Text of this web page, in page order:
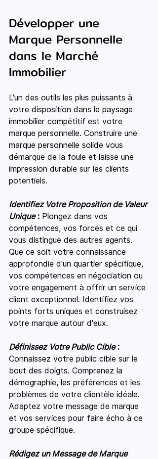
Développer une
Marque Personnelle
dans le Marché
Immobilier
L'un des outils les plus puissants à
votre disposition dans le paysage
immobilier compétitif est votre
marque personnelle. Construire une
marque personnelle solide vous
démarque de la foule et laisse une
impression durable sur les clients
potentiels.
Identifiez Votre Proposition de Valeur
Unique : Plongez dans vos
compétences, vos forces et ce qui
vous distingue des autres agents.
Que ce soit votre connaissance
approfondie d'un quartier spécifique,
vos compétences en négociation ou
votre engagement à offrir un service
client exceptionnel. Identifiez vos
points forts uniques et construisez
votre marque autour d'eux.
Définissez Votre Public Cible :
Connaissez votre public cible sur le
bout des doigts. Comprenez la
démographie, les préférences et les
problèmes de votre clientèle idéale.
Adaptez votre message de marque
et vos services pour faire écho à ce
groupe spécifique.
Rédigez un Message de Marque